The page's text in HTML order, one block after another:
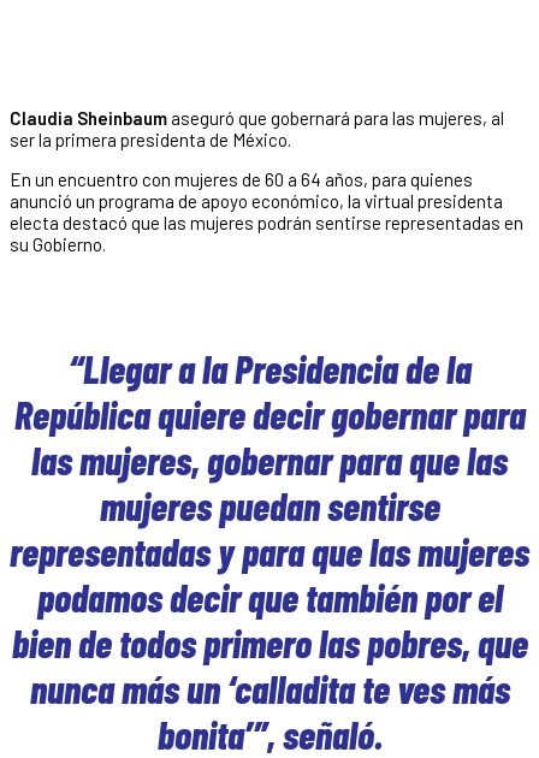
Claudia Sheinbaum aseguró que gobernará para las mujeres, al
ser la primera presidenta de México.
En un encuentro con mujeres de 60 a 64 años, para quienes
anunció un programa de apoyo económico, la virtual presidenta
electa destacó que las mujeres podrán sentirse representadas en
su Gobierno.
“Llegar a la Presidencia de la
República quiere decir gobernar para
las mujeres, gobernar para que las
mujeres puedan sentirse
representadas y para que las mujeres
podamos decir que también por el
bien de todos primero las pobres, que
nunca más un ‘calladita te ves más
bonita’”, señaló.